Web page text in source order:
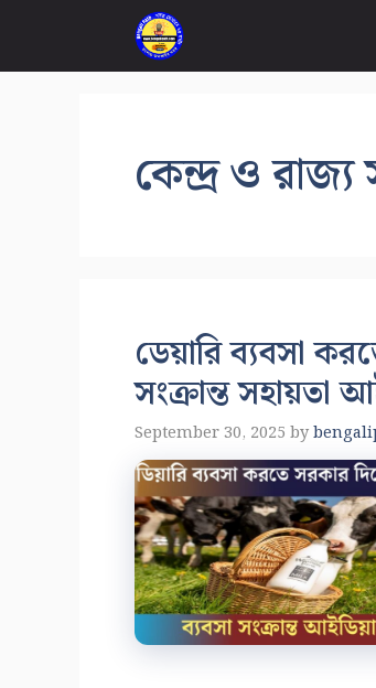
content
কেন্দ্র ও
ডেয়ারি ব্যবসা
সংক্রান্ত সহায়তা
September 30, 2025 by